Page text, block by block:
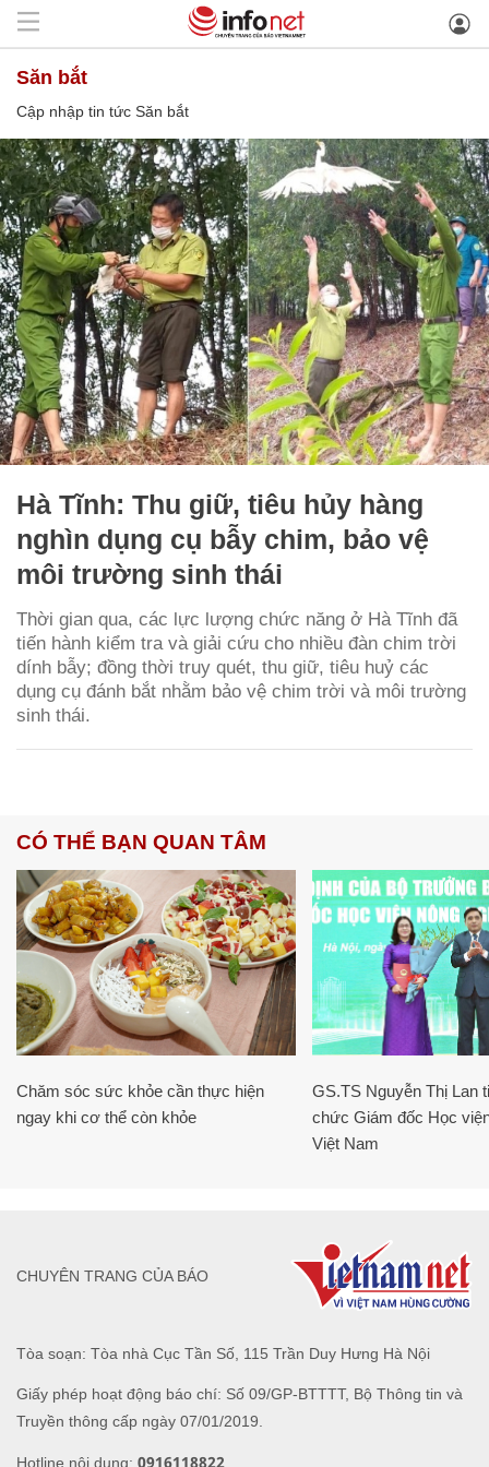
Săn bắt
Cập nhập tin tức Săn bắt
Hà Tĩnh: Thu giữ, tiêu hủy hàng
nghìn dụng cụ bẫy chim, bảo vệ
môi trường sinh thái
Thời gian qua, các lực lượng chức năng ở Hà Tĩnh đã
tiến hành kiểm tra và giải cứu cho nhiều đàn chim trời
dính bẫy; đồng thời truy quét, thu giữ, tiêu huỷ các
dụng cụ đánh bắt nhằm bảo vệ chim trời và môi trường
sinh thái.
CÓ THỂ BẠN QUAN TÂM
Chăm sóc sức khỏe cần thực hiện
ngay khi cơ thể còn khỏe
GS.TS Nguyễn Thị Lan
chức Giám đốc Học
Việt Nam
Tòa soạn: Tòa nhà Cục Tần Số, 115 Trần Duy Hưng Hà Nội
Giấy phép hoạt động báo chí: Số 09/GP-BTTTT, Bộ Thông tin và
Truyền thông cấp ngày 07/01/2019.
Hotline nội dung: 0916118822
CHUYÊN TRANG CỦA BÁO